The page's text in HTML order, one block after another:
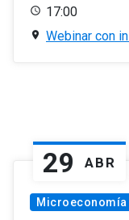
17:00
Webinar con
29 ABR
Microeconomía